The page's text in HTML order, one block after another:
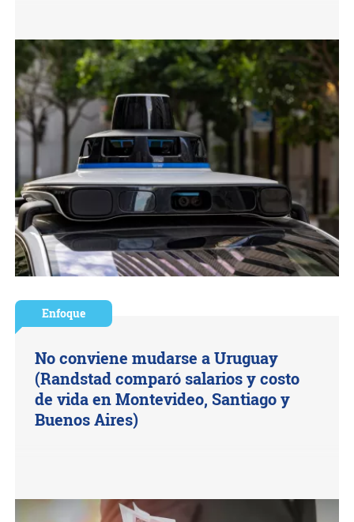
Enfoque
No conviene mudarse a Uruguay
(Randstad comparó salarios y costo
de vida en Montevideo, Santiago y
Buenos Aires)